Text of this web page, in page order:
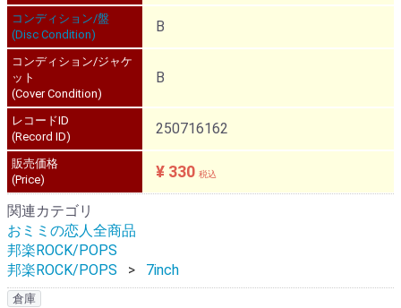
コンディション/盤
(Disc Condition)
B
コンディション/ジャケ
ット
(Cover Condition)
B
レコードID
(Record ID)
250716162
販売価格
(Price)
¥ 330 税込
関連カテゴリ
おミミの恋人全商品
邦楽ROCK/POPS
邦楽ROCK/POPS
7inch
倉庫